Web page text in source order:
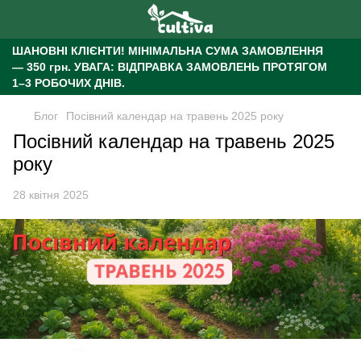
ШАНОВНІ КЛІЄНТИ! МІНІМАЛЬНА СУМА ЗАМОВЛЕННЯ
— 350 грн. УВАГА: ВІДПРАВКА ЗАМОВЛЕНЬ ПРОТЯГОМ
1–3 РОБОЧИХ ДНІВ.
Блог Посівний календар на травень 2025 року
Посівний календар на травень 2025
року
28 квітня 2025